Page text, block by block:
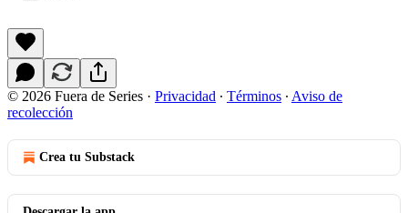
© 2026 Fuera de Series · Privacidad ∙ Términos ∙ Aviso de
recolección
Crea tu Substack